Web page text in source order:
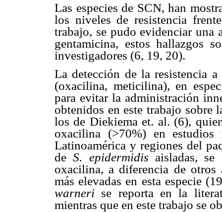
Las especies de SCN, han
los niveles de resistencia
trabajo, se pudo evidenciar
gentamicina, estos hallazgos
investigadores (6, 19, 20).
La detección de la resistencia
(oxacilina, meticilina), en
para evitar la administración
obtenidos en este trabajo sobre
los de Diekiema et. al. (6),
oxacilina (>70%) en estudios
Latinoamérica y regiones del
deS. epidermidis aisladas,
oxacilina, a diferencia de otros
más elevadas en esta especie
warneri se reporta en la
mientras que en este trabajo se